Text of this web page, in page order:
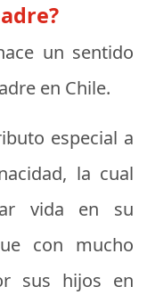
un sentido
en Chile.
especial a
la cual
vida en su
con mucho
sus hijos en